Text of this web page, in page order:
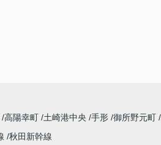
高陽幸町 土崎港中央 手形 御所野元町
秋田新幹線